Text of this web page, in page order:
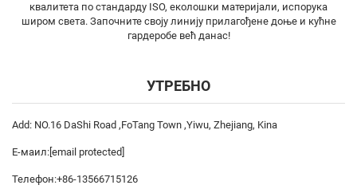
квалитета по стандарду ISO, еколошки материјали, испорука
широм света. Започните своју линију прилагођене доње и кућне
гардеробе већ данас!
УТРЕБНО
Add: NO.16 DaShi Road ,FoTang Town ,Yiwu, Zhejiang, Kina
Е-маил: [email protected]
Телефон:+86-13566715126